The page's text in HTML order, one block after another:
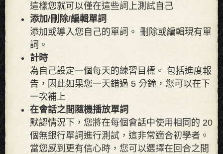
這樣您就可以僅在這些詞上測試自己
添加/刪除/編輯單詞
添加或導入您自己的單詞。 刪除或編輯現有單
詞。
計時
為自己設定一個每天的練習目標。 包括進度報
告，因此如果您一天錯過 5 分鐘，您可以在下
一次補上
在會話之間隨機播放單詞
默認情況下，您將在每個會話中使用相同的 20
個無銀行單詞進行測試，這非常適合初學者。
當您感到更有信心時，您可以選擇在回合之間